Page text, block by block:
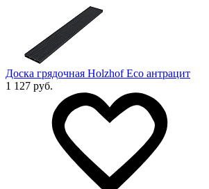
Доска грядочная Holzhof Eco антрацит
1 127 руб.